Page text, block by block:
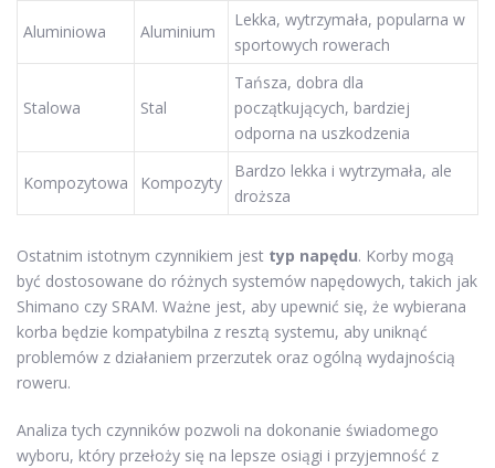
Aluminiowa Aluminium
Lekka, wytrzymała, popularna w
sportowych rowerach
Stalowa Stal
Tańsza, dobra dla
początkujących, bardziej
odporna na uszkodzenia
Kompozytowa Kompozyty
Bardzo lekka i wytrzymała, ale
droższa
Ostatnim istotnym czynnikiem jest typ napędu. Korby mogą
być dostosowane do różnych systemów napędowych, takich jak
Shimano czy SRAM. Ważne jest, aby upewnić się, że wybierana
korba będzie kompatybilna z resztą systemu, aby uniknąć
problemów z działaniem przerzutek oraz ogólną wydajnością
roweru.
Analiza tych czynników pozwoli na dokonanie świadomego
wyboru, który przełoży się na lepsze osiągi i przyjemność z